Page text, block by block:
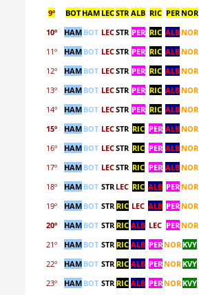
9º
BOTHAM LECSTR ALB RIC PER NOR
10º
HAM BOT LECSTR PER RIC ALB NOR
11º
HAM BOT LECSTR PER RIC ALB NOR
12º
HAM BOT LECSTR PER RIC ALB NOR
13º
HAM BOT LECSTR PER RIC ALB NOR
14º
HAM BOT LECSTR PER RIC ALB NOR
15º
HAM BOT LECSTR RIC PER ALB NOR
16º
HAM BOT LECSTR RIC PER ALB NOR
17º
HAM BOT LECSTR RIC PER ALB NOR
18º
HAM BOT STR LEC RIC ALB PER NOR
19º
HAM BOT STR RIC LEC ALB PER NOR
20º
HAM BOT STR RIC ALB LEC PER NOR
21º
HAM BOT STR RIC ALB PER NOR KVY
22º
HAM BOT STR RIC ALB PER NOR KVY
23º
HAM BOT STR RIC ALB PER NOR KVY